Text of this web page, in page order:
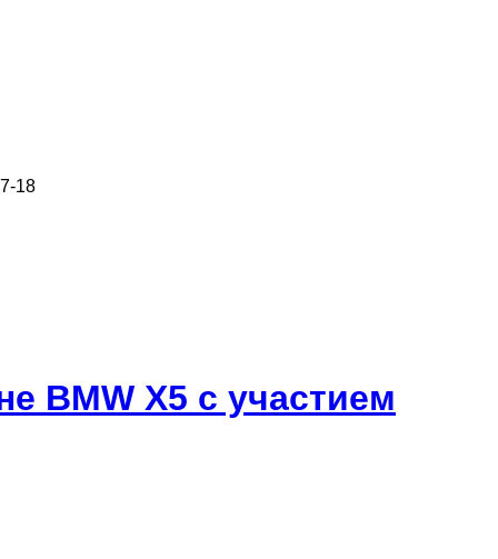
18
BMW X5 с участием